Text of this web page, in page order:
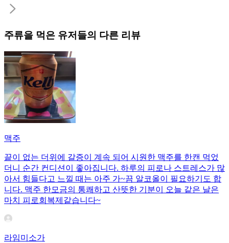
주류을 먹은 유저들의 다른 리뷰
맥주
끝이 없는 더위에 갈증이 계속 되어 시원한 맥주를 한캔 먹었
더니 순간 컨디션이 좋아집니다. 하루의 피로나 스트레스가 많
아서 힘들다고 느낄 때는 아주 가~끔 알코올이 필요하기도 합
니다. 맥주 한모금의 통쾌하고 산뜻한 기분이 오늘 같은 날은
마치 피로회복제같습니다~
라임미소가